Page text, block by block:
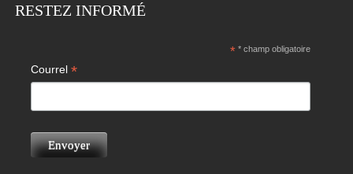
RESTEZ INFORMÉ
** champ obligatoire
Courrel*